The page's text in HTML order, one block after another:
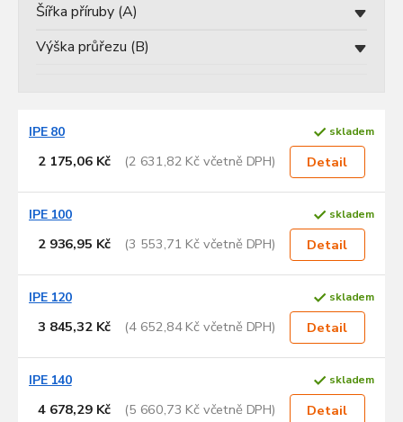
Šířka příruby (A)
Výška průřezu (B)
s
d
ů
IPE 80 skladem
2 175,06 Kč (2 631,82 Kč včetně DPH) Detail
IPE 100 skladem
2 936,95 Kč (3 553,71 Kč včetně DPH) Detail
IPE 120 skladem
3 845,32 Kč (4 652,84 Kč včetně DPH) Detail
IPE 140 skladem
4 678,29 Kč (5 660,73 Kč včetně DPH) Detail